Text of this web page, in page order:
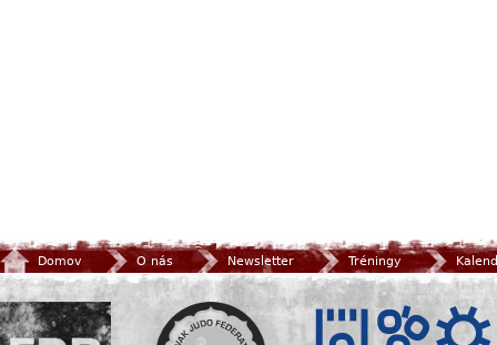
Domov O nás Newsletter Tréningy